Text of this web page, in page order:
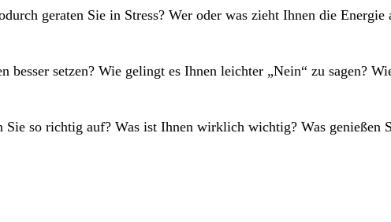
geraten Sie in Stress? Wer oder was zieht Ihnen die Energie
besser setzen? Wie gelingt es Ihnen leichter „Nein“ zu sagen?
so richtig auf? Was ist Ihnen wirklich wichtig? Was genießen